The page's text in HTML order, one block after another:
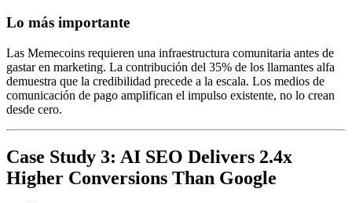
Lo más importante
Las Memecoins requieren una infraestructura comunitaria antes de
gastar en marketing. La contribución del 35% de los llamantes alfa
demuestra que la credibilidad precede a la escala. Los medios de
comunicación de pago amplifican el impulso existente, no lo crean
desde cero.
Case Study 3: AI SEO Delivers 2.4x
Higher Conversions Than Google